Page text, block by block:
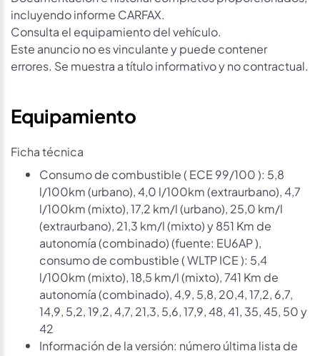
incluyendo informe CARFAX.
Consulta el equipamiento del vehículo.
Este anuncio no es vinculante y puede contener
errores. Se muestra a título informativo y no contractual.
Equipamiento
Ficha técnica
Consumo de combustible ( ECE 99/100 ): 5,8
l/100km (urbano), 4,0 l/100km (extraurbano), 4,7
l/100km (mixto), 17,2 km/l (urbano), 25,0 km/l
(extraurbano), 21,3 km/l (mixto) y 851 Km de
autonomía (combinado) (fuente: EU6AP ),
consumo de combustible ( WLTP ICE ): 5,4
l/100km (mixto), 18,5 km/l (mixto), 741 Km de
autonomía (combinado), 4,9, 5,8, 20,4, 17,2, 6,7,
14,9, 5,2, 19,2, 4,7, 21,3, 5,6, 17,9, 48, 41, 35, 45, 50 y
42
Información de la versión: número última lista de